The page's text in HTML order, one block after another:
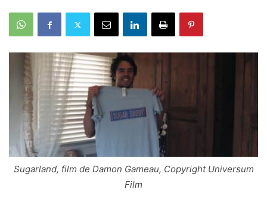
Sugarland, film de Damon Gameau, Copyright Universum
Film